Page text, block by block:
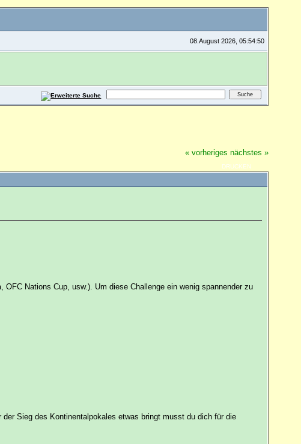
08.August 2026, 05:54:50
« vorheriges nächstes »
DRUCKEN
Nations Cup, usw.). Um diese Challenge ein wenig spannender zu
Sieg des Kontinentalpokales etwas bringt musst du dich für die